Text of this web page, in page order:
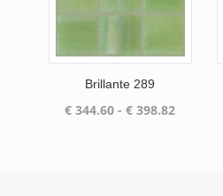
Brillante 289
€ 344.60 - € 398.82